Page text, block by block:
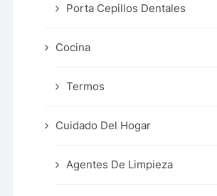
Porta Cepillos Dentales
Cocina
Termos
Cuidado Del Hogar
Agentes De Limpieza